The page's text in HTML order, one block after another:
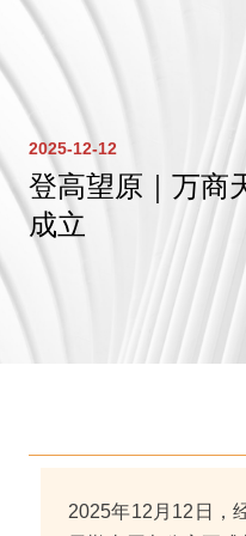
2025-12-12
登高望原｜万商
成立
2025年12月12日，